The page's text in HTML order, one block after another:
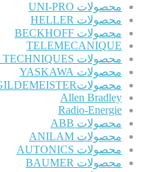
محصولات UNI-PRO
محصولات HELLER
محصولات BECKHOFF
TELEMECANIQUE
محصولات CONTROL TECHNIQUES
محصولات YASKAWA
محصولاتGILDEMEISTER
Allen Bradley
Radio-Energie
محصولات ABB
محصولات ANILAM
محصولات AUTONICS
محصولات BAUMER